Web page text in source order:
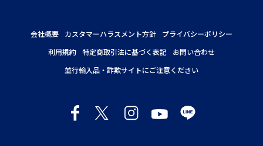
会社概要 カスタマーハラスメント方針
プライバシーポリシー
利用規約 特定商取引法に基づく表記
お問い合わせ
並行輸入品・詐欺サイトにご注意ください